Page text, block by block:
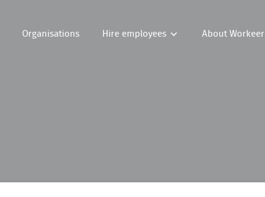
Organisations Hire employees About Workeer